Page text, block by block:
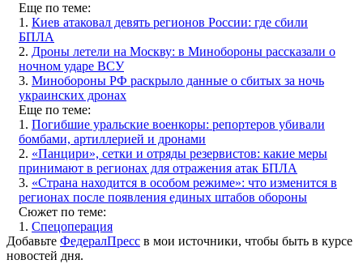
Еще по теме:
1. Киев атаковал девять регионов России: где сбили
БПЛА
2. Дроны летели на Москву: в Минобороны рассказали о
ночном ударе ВСУ
3. Минобороны РФ раскрыло данные о сбитых за ночь
украинских дронах
Еще по теме:
1. Погибшие уральские военкоры: репортеров убивали
бомбами, артиллерией и дронами
2. «Панцири», сетки и отряды резервистов: какие меры
принимают в регионах для отражения атак БПЛА
3. «Страна находится в особом режиме»: что изменится в
регионах после появления единых штабов обороны
Сюжет по теме:
1. Спецоперация
Добавьте ФедералПресс в мои источники, чтобы быть в курсе
новостей дня.